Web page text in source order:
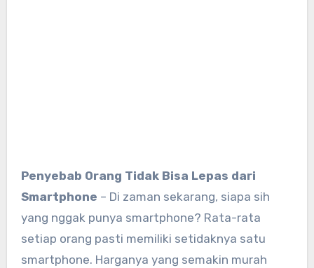
Penyebab Orang Tidak Bisa Lepas dari
Smartphone – Di zaman sekarang, siapa sih
yang nggak punya smartphone? Rata-rata
setiap orang pasti memiliki setidaknya satu
smartphone. Harganya yang semakin murah